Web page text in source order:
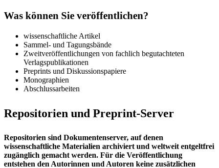
Was können Sie veröffentlichen?
wissenschaftliche Artikel
Sammel- und Tagungsbände
Zweitveröffentlichungen von fachlich begutachteten
Verlagspublikationen
Preprints und Diskussionspapiere
Monographien
Abschlussarbeiten
Repositorien und Preprint-Server
Repositorien sind Dokumentenserver, auf denen
wissenschaftliche Materialien archiviert und weltweit entgeltfrei
zugänglich gemacht werden. Für die Veröffentlichung
entstehen den Autorinnen und Autoren keine zusätzlichen